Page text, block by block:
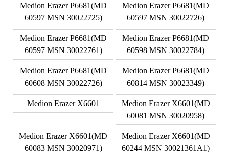
Medion Erazer P6681(MD
60597 MSN 30022725)
Medion Erazer P6681(MD
60597 MSN 30022726)
Medion Erazer P6681(MD
60597 MSN 30022761)
Medion Erazer P6681(MD
60598 MSN 30022784)
Medion Erazer P6681(MD
60608 MSN 30022726)
Medion Erazer P6681(MD
60814 MSN 30023349)
Medion Erazer X6601
Medion Erazer X6601(MD
60081 MSN 30020958)
Medion Erazer X6601(MD
60083 MSN 30020971)
Medion Erazer X6601(MD
60244 MSN 30021361A1)